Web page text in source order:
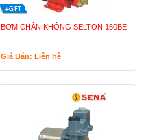
BƠM CHÂN KHÔNG SELTON 150BE
Giá Bán: Liên hệ